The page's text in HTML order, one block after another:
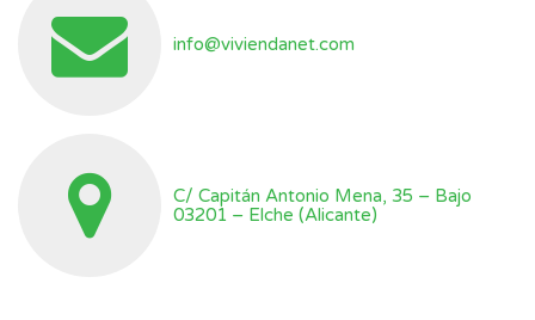
info@viviendanet.com
C/ Capitán Antonio Mena, 35 – Bajo
03201 – Elche (Alicante)